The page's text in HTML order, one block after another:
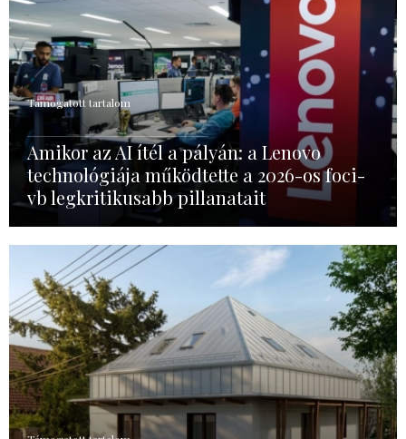
Támogatott tartalom
Amikor az AI ítél a pályán: a Lenovo
technológiája működtette a 2026-os foci-
vb legkritikusabb pillanatait